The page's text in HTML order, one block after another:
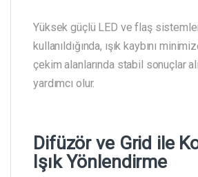
Yüksek güçlü LED ve flaş
kullanıldığında, ışık kaybını
çekim alanlarında stabil sonuçlar
yardımcı olur.
Difüzör ve Grid ile
Işık Yönlendirme